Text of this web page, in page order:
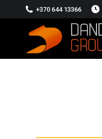
+370 644 13366